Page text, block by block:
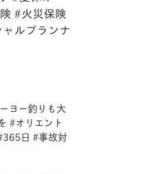
#火災保険
ルプランナ
ヨー釣りも大
#オリエント
日 #事故対